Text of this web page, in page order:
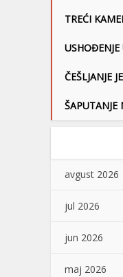
TREĆI
USHOĐENJE
ČEŠLJANJE
ŠAPUTANJE
avgust 2026
jul 2026
jun 2026
maj 2026